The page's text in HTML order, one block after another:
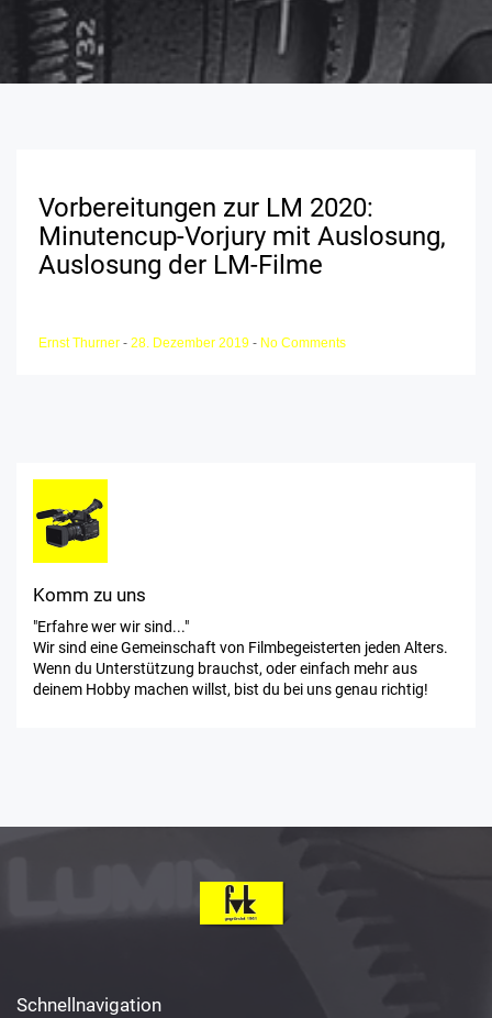
Vorbereitungen zur LM 2020:
Minutencup-Vorjury mit Auslosung,
Auslosung der LM-Filme
Ernst Thurner - 28. Dezember 2019 - No Comments
Komm zu uns
"Erfahre wer wir sind..."
Wir sind eine Gemeinschaft von Filmbegeisterten jeden Alters.
Wenn du Unterstützung brauchst, oder einfach mehr aus
deinem Hobby machen willst, bist du bei uns genau richtig!
Schnellnavigation